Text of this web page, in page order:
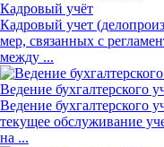
Кадровый учёт
Кадровый учет
мер, связанных с
между ...
Ведение бухгалтерского
Ведение бухгалтерского
текущее обслуживание
на ...